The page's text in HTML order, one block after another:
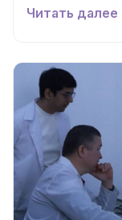
Читать далее